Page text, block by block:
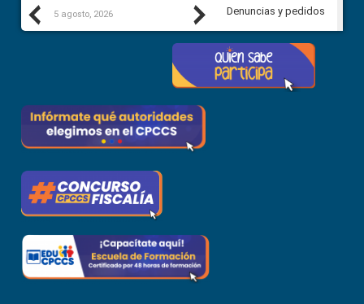
Previous
5 agosto, 2026 5 agosto, 2026
Next
Denuncias y pedidos